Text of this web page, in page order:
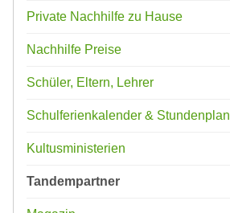
Private Nachhilfe zu Hause
Nachhilfe Preise
Schüler, Eltern, Lehrer
Schulferienkalender & Stundenplan
Kultusministerien
Tandempartner